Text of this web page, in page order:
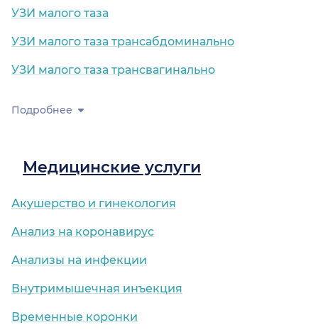
УЗИ малого таза
УЗИ малого таза трансабдоминально
УЗИ малого таза трансвагинально
Подробнее
Медицинские услуги
Акушерство и гинекология
Анализ на коронавирус
Анализы на инфекции
Внутримышечная инъекция
Временные коронки